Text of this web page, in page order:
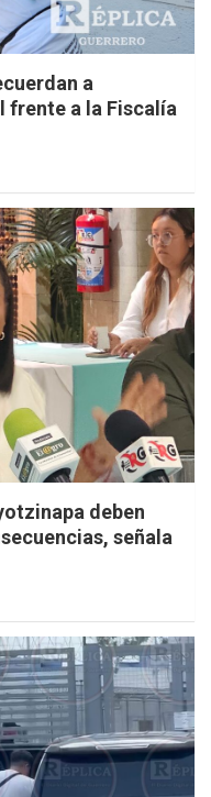
a
frente a la Fiscalía
deben
señala